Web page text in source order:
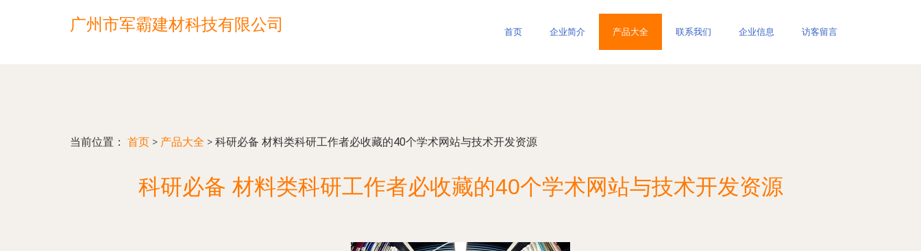
广州市军霸建材科技有限公司 首页 企业简介 产品大全 联系我们 企业信息 访客留言
当前位置： 首页 > 产品大全 > 科研必备 材料类科研工作者必收藏的40个学术网站与技术开发资源
科研必备 材料类科研工作者必收藏的40个学术网站与技术开发资源